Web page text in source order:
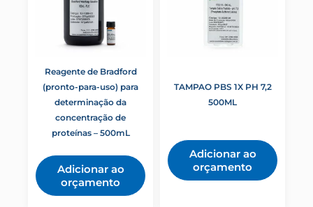
Reagente de Bradford
(pronto-para-uso) para
determinação da
concentração de
proteínas – 500mL
Adicionar ao
orçamento
TAMPAO PBS 1X PH 7,2
500ML
Adicionar ao
orçamento